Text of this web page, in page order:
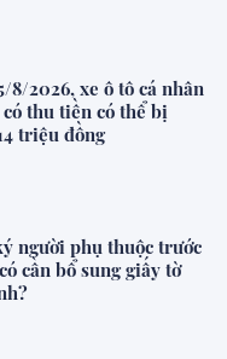
8/2026, xe ô tô cá nhân
thu tiền có thể bị
triệu đồng
người phụ thuộc trước
cần bổ sung giấy tờ